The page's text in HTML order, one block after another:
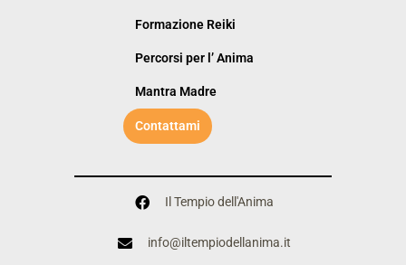
Formazione Reiki
Percorsi per l’ Anima
Mantra Madre
Contattami
Il Tempio dell'Anima
info@iltempiodellanima.it